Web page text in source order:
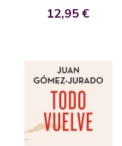
12,95 €